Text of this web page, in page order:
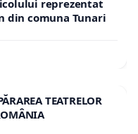
reprezentat
din comuna Tunari
TEATRELOR